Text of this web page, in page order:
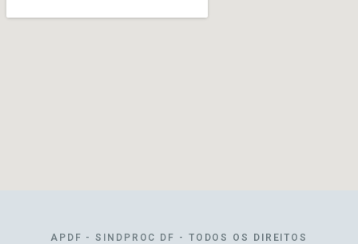
APDF - SINDPROC DF - TODOS OS DIREITOS